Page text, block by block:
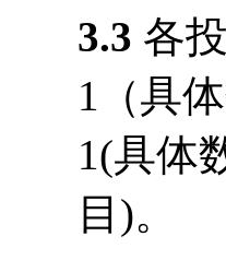
3.3 各
1 （具
1(具体
目 )。